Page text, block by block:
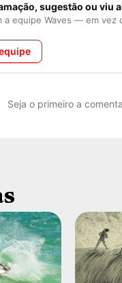
sugestão ou viu
a equipe Waves — em vez
Seja o primeiro a